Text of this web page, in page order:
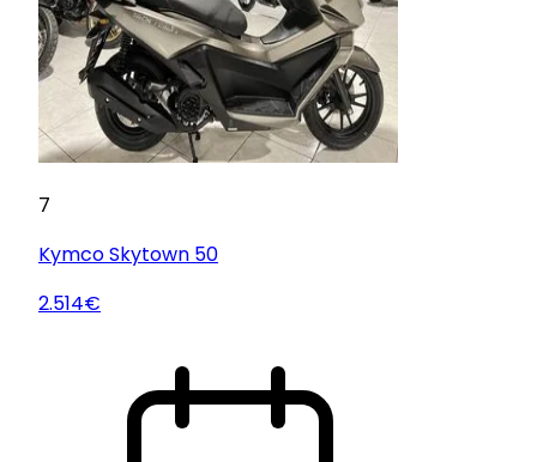
7
KymcoSkytown 50
2.514€